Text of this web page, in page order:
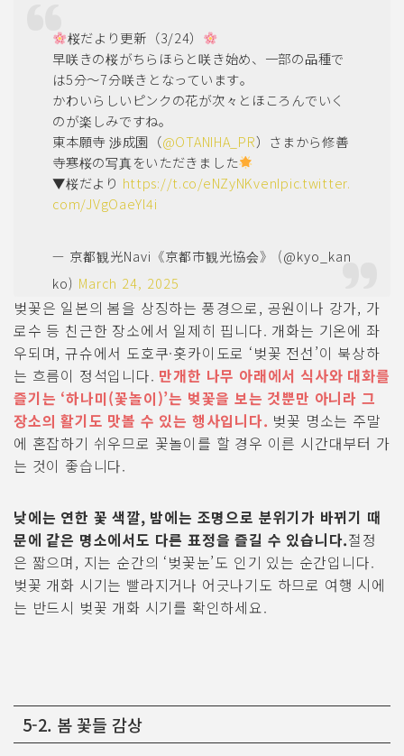
桜だより更新（3/24）
早咲きの桜がちらほらと咲き始め、一部の品種で
は5分～7分咲きとなっています。
かわいらしいピンクの花が次々とほころんでいく
のが楽しみですね。
東本願寺 渉成園（@OTANIHA_PR）さまから修善
寺寒桜の写真をいただきました
▼桜だより https://t.co/eNZyNKvenIpic.twitter.
com/JVgOaeYl4i
— 京都観光Navi《京都市観光協会》 (@kyo_kan
ko) March 24, 2025
벚꽃은 일본의 봄을 상징하는 풍경으로, 공원이나 강가, 가
로수 등 친근한 장소에서 일제히 핍니다. 개화는 기온에 좌
우되며, 규슈에서 도호쿠·홋카이도로 ‘벚꽃 전선’이 북상하
는 흐름이 정석입니다. 만개한 나무 아래에서 식사와 대화를
즐기는 ‘하나미(꽃놀이)’는 벚꽃을 보는 것뿐만 아니라 그
장소의 활기도 맛볼 수 있는 행사입니다. 벚꽃 명소는 주말
에 혼잡하기 쉬우므로 꽃놀이를 할 경우 이른 시간대부터 가
는 것이 좋습니다.
낮에는 연한 꽃 색깔, 밤에는 조명으로 분위기가 바뀌기 때
문에 같은 명소에서도 다른 표정을 즐길 수 있습니다.절정
은 짧으며, 지는 순간의 ‘벚꽃눈’도 인기 있는 순간입니다.
벚꽃 개화 시기는 빨라지거나 어긋나기도 하므로 여행 시에
는 반드시 벚꽃 개화 시기를 확인하세요.
5-2. 봄 꽃들 감상